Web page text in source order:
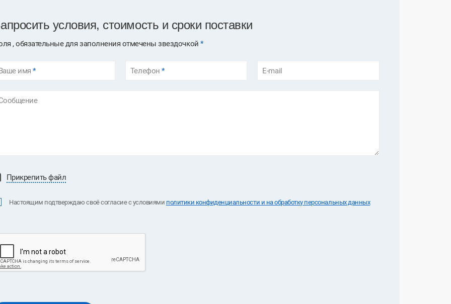
условия, стоимость и сроки поставки
, обязательные для заполнения отмечены звездочкой*
имя* Телефон* E-mail
Прикрепить файл
Настоящим подтверждаю своё согласие с условиями политики конфиденциальноcти и на обработку персональных данных